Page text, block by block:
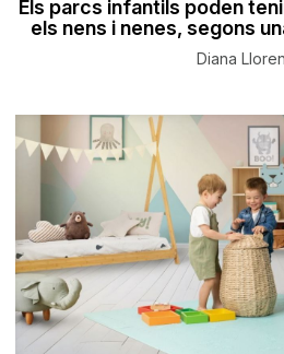
Els parcs infantils poden
els nens i nenes, segons
Diana